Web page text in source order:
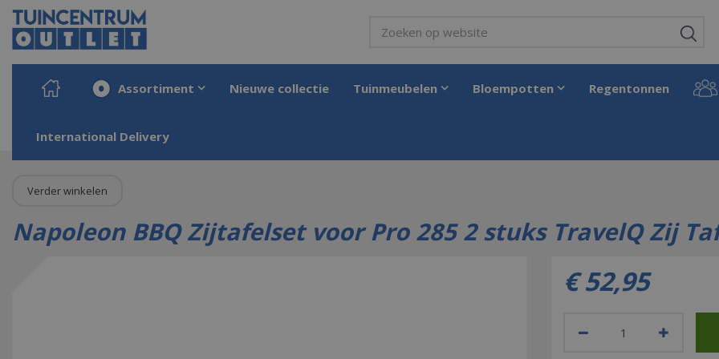
Ga
naar
content
Home Producten Barbecueën
Assortiment Nieuwe collectie Tuinmeubelen Bloempotten Regentonnen
International Delivery
Verder winkelen
Napoleon BBQ Zijtafelset voor Pro 285 2 stuks TravelQ Zij
€ 52,95